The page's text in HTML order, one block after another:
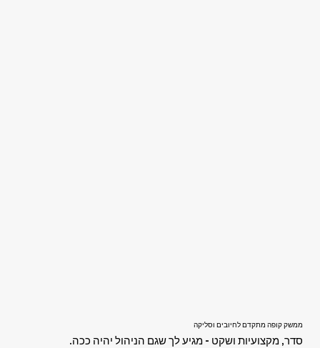
סדר, מקצועיות ושקט - מגיע לך שגם הניהול יהיה ככה.
ממשק קופה מתקדם לחיובים וסליקה